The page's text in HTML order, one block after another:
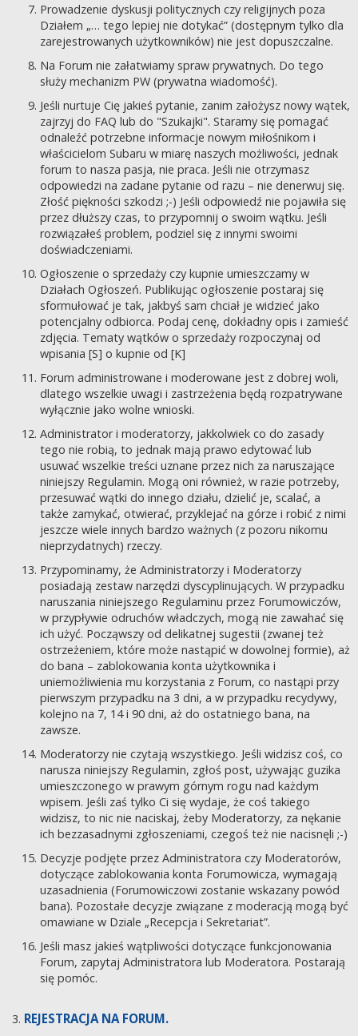
Prowadzenie dyskusji politycznych czy religijnych poza
Działem „… tego lepiej nie dotykać” (dostępnym tylko dla
zarejestrowanych użytkowników) nie jest dopuszczalne.
Na Forum nie załatwiamy spraw prywatnych. Do tego
służy mechanizm PW (prywatna wiadomość).
Jeśli nurtuje Cię jakieś pytanie, zanim założysz nowy wątek,
zajrzyj do FAQ lub do "Szukajki". Staramy się pomagać
odnaleźć potrzebne informacje nowym miłośnikom i
właścicielom Subaru w miarę naszych możliwości, jednak
forum to nasza pasja, nie praca. Jeśli nie otrzymasz
odpowiedzi na zadane pytanie od razu – nie denerwuj się.
Złość piękności szkodzi ;-) Jeśli odpowiedź nie pojawiła się
przez dłuższy czas, to przypomnij o swoim wątku. Jeśli
rozwiązałeś problem, podziel się z innymi swoimi
doświadczeniami.
Ogłoszenie o sprzedaży czy kupnie umieszczamy w
Działach Ogłoszeń. Publikując ogłoszenie postaraj się
sformułować je tak, jakbyś sam chciał je widzieć jako
potencjalny odbiorca. Podaj cenę, dokładny opis i zamieść
zdjęcia. Tematy wątków o sprzedaży rozpoczynaj od
wpisania [S] o kupnie od [K]
Forum administrowane i moderowane jest z dobrej woli,
dlatego wszelkie uwagi i zastrzeżenia będą rozpatrywane
wyłącznie jako wolne wnioski.
Administrator i moderatorzy, jakkolwiek co do zasady
tego nie robią, to jednak mają prawo edytować lub
usuwać wszelkie treści uznane przez nich za naruszające
niniejszy Regulamin. Mogą oni również, w razie potrzeby,
przesuwać wątki do innego działu, dzielić je, scalać, a
także zamykać, otwierać, przyklejać na górze i robić z nimi
jeszcze wiele innych bardzo ważnych (z pozoru nikomu
nieprzydatnych) rzeczy.
Przypominamy, że Administratorzy i Moderatorzy
posiadają zestaw narzędzi dyscyplinujących. W przypadku
naruszania niniejszego Regulaminu przez Forumowiczów,
w przypływie odruchów władczych, mogą nie zawahać się
ich użyć. Począwszy od delikatnej sugestii (zwanej też
ostrzeżeniem, które może nastąpić w dowolnej formie), aż
do bana – zablokowania konta użytkownika i
uniemożliwienia mu korzystania z Forum, co nastąpi przy
pierwszym przypadku na 3 dni, a w przypadku recydywy,
kolejno na 7, 14 i 90 dni, aż do ostatniego bana, na
zawsze.
Moderatorzy nie czytają wszystkiego. Jeśli widzisz coś, co
narusza niniejszy Regulamin, zgłoś post, używając guzika
umieszczonego w prawym górnym rogu nad każdym
wpisem. Jeśli zaś tylko Ci się wydaje, że coś takiego
widzisz, to nic nie naciskaj, żeby Moderatorzy, za nękanie
ich bezzasadnymi zgłoszeniami, czegoś też nie nacisnęli ;-)
Decyzje podjęte przez Administratora czy Moderatorów,
dotyczące zablokowania konta Forumowicza, wymagają
uzasadnienia (Forumowiczowi zostanie wskazany powód
bana). Pozostałe decyzje związane z moderacją mogą być
omawiane w Dziale „Recepcja i Sekretariat”.
Jeśli masz jakieś wątpliwości dotyczące funkcjonowania
Forum, zapytaj Administratora lub Moderatora. Postarają
się pomóc.
REJESTRACJA NA FORUM.